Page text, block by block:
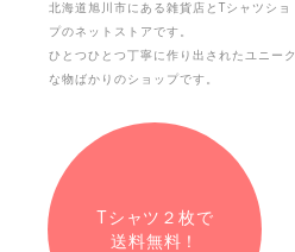
北海道旭川市にある雑貨店とTシャツショ
プのネットストアです。
ひとつひとつ丁寧に作り出されたユニーク
な物ばかりのショップです。
Tシャツ２枚で
送料無料！